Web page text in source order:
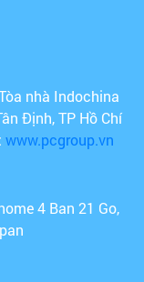
nhà Indochina
Định, TP Hồ Chí
www.pcgroup.vn
4 Ban 21 Go,